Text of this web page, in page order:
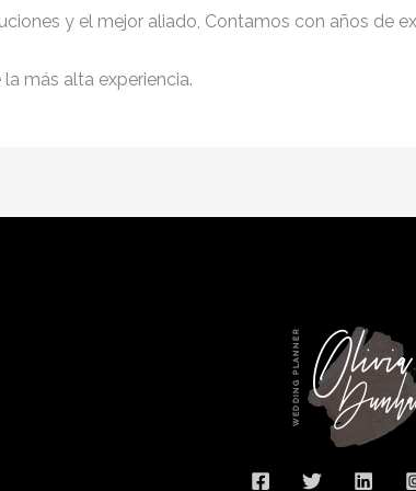
y el mejor aliado, Contamos con años de
más alta experiencia.